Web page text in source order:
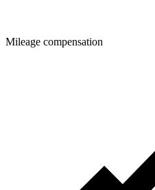
Mileage compensation